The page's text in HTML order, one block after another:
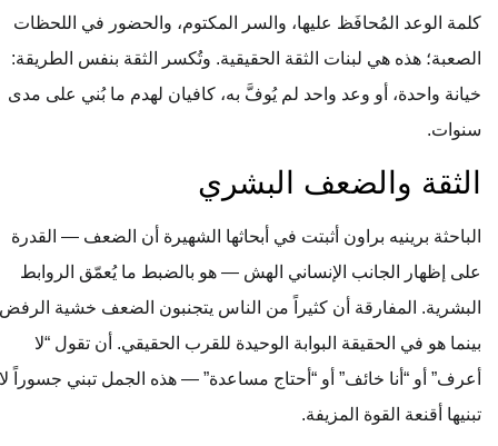
كلمة الوعد المُحافَظ عليها، والسر المكتوم، والحضور في اللحظات
الصعبة؛ هذه هي لبنات الثقة الحقيقية. وتُكسر الثقة بنفس الطريقة:
خيانة واحدة، أو وعد واحد لم يُوفَّ به، كافيان لهدم ما بُني على مدى
سنوات.
الثقة والضعف البشري
الباحثة برينيه براون أثبتت في أبحاثها الشهيرة أن الضعف — القدرة
على إظهار الجانب الإنساني الهش — هو بالضبط ما يُعمّق الروابط
البشرية. المفارقة أن كثيراً من الناس يتجنبون الضعف خشية الرفض،
بينما هو في الحقيقة البوابة الوحيدة للقرب الحقيقي. أن تقول “لا
أعرف” أو “أنا خائف” أو “أحتاج مساعدة” — هذه الجمل تبني جسوراً لا
تبنيها أقنعة القوة المزيفة.